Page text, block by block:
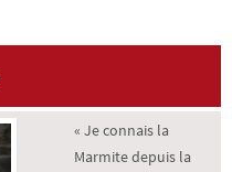
« Je connais la
Marmite depuis la